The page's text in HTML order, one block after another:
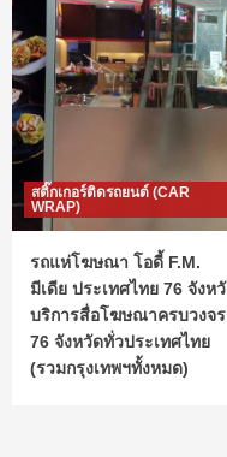
สติ๊กเกอร์ติดรถยนต์ (CAR
WRAP)
รถแห่โฆษณา โอดี้ F.M.
มีเดีย ประเทศไทย 76 จังห
บริการสื่อโฆษณาครบวงจร
76 จังหวัดทั่วประเทศไทย
(รวมกรุงเทพฯทั้งหมด)